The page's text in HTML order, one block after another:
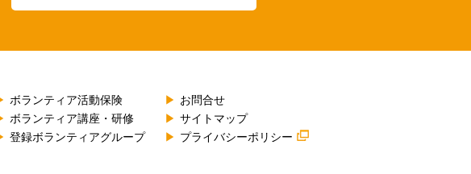
ボランティア活動保険
ボランティア講座・研修
登録ボランティアグループ
お問合せ
サイトマップ
プライバシーポリシー